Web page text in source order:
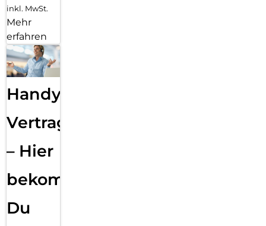
inkl. MwSt.
Mehr
erfahren
Handy
Vertragsabwicklung
– Hier
bekommst
Du